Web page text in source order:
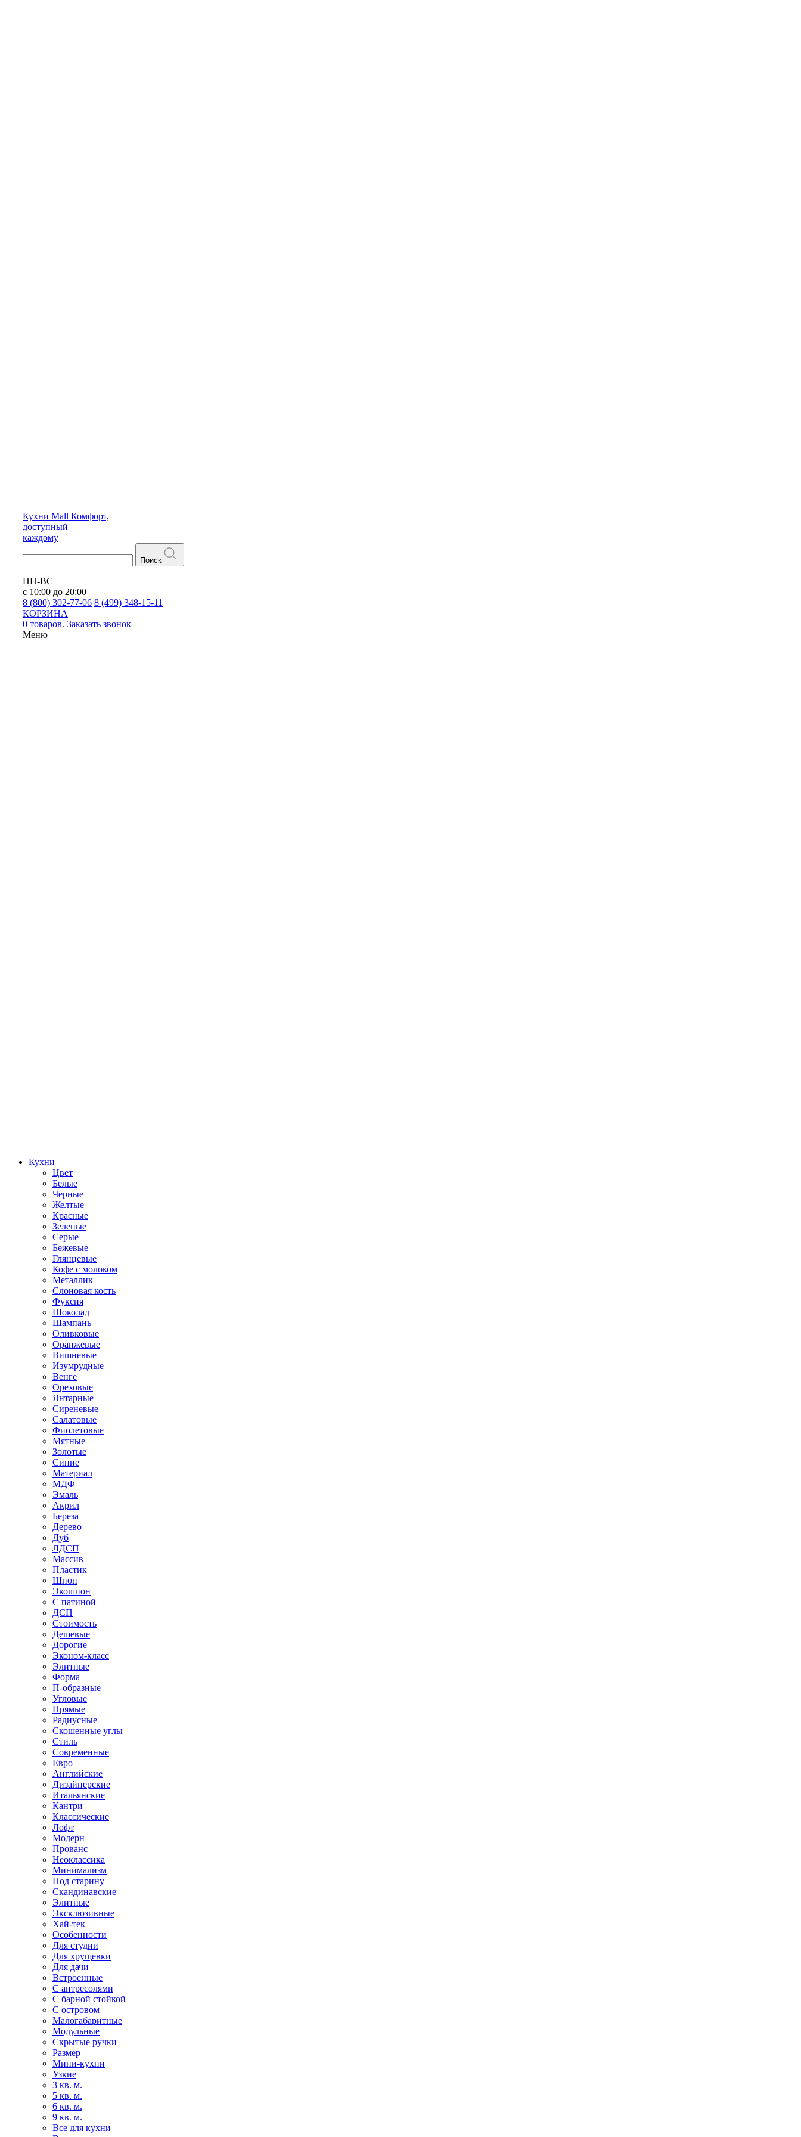
Кухни Mall Комфорт,
доступный
каждому
Поиск
ПН-ВС
с 10:00 до 20:00
8 (800) 302-77-06 8 (499) 348-15-11
КОРЗИНА
0 товаров. Заказать звонок
Меню
Кухни
Цвет
Белые
Черные
Желтые
Красные
Зеленые
Серые
Бежевые
Глянцевые
Кофе с молоком
Металлик
Слоновая кость
Фуксия
Шоколад
Шампань
Оливковые
Оранжевые
Вишневые
Изумрудные
Венге
Ореховые
Янтарные
Сиреневые
Салатовые
Фиолетовые
Мятные
Золотые
Синие
Материал
МДФ
Эмаль
Акрил
Береза
Дерево
Дуб
ЛДСП
Массив
Пластик
Шпон
Экошпон
С патиной
ДСП
Стоимость
Дешевые
Дорогие
Эконом-класс
Элитные
Форма
П-образные
Угловые
Прямые
Радиусные
Скошенные углы
Стиль
Современные
Евро
Английские
Дизайнерские
Итальянские
Кантри
Классические
Лофт
Модерн
Прованс
Неоклассика
Минимализм
Под старину
Скандинавские
Элитные
Эксклюзивные
Хай-тек
Особенности
Для студии
Для хрущевки
Для дачи
Встроенные
С антресолями
С барной стойкой
С островом
Малогабаритные
Модульные
Скрытые ручки
Размер
Мини-кухни
Узкие
3 кв. м.
5 кв. м.
6 кв. м.
9 кв. м.
Все для кухни